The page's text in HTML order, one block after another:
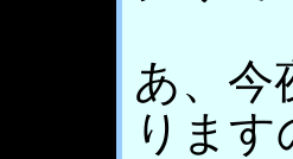
あ、今
りま